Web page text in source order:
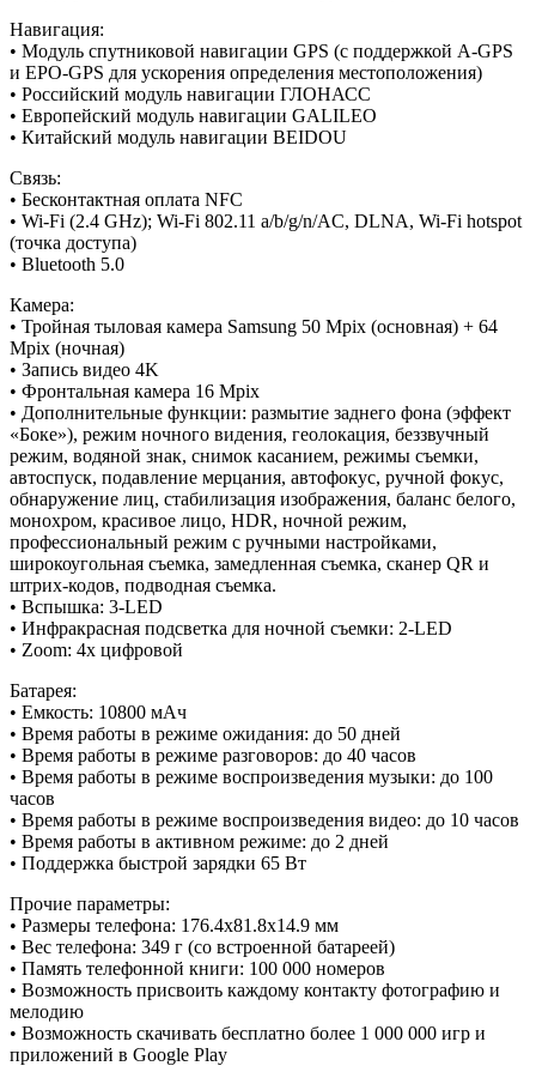
Навигация:
• Модуль спутниковой навигации GPS (с поддержкой A-GPS
и EPO-GPS для ускорения определения местоположения)
• Российский модуль навигации ГЛОНАСС
• Европейский модуль навигации GALILEO
• Китайский модуль навигации BEIDOU
Связь:
• Бесконтактная оплата NFC
• Wi-Fi (2.4 GHz); Wi-Fi 802.11 a/b/g/n/AC, DLNA, Wi-Fi hotspot
(точка доступа)
• Bluetooth 5.0
Камера:
• Тройная тыловая камера Samsung 50 Mpix (основная) + 64
Mpix (ночная)
• Запись видео 4K
• Фронтальная камера 16 Mpix
• Дополнительные функции: размытие заднего фона (эффект
«Боке»), режим ночного видения, геолокация, беззвучный
режим, водяной знак, снимок касанием, режимы съемки,
автоспуск, подавление мерцания, автофокус, ручной фокус,
обнаружение лиц, стабилизация изображения, баланс белого,
монохром, красивое лицо, HDR, ночной режим,
профессиональный режим с ручными настройками,
широкоугольная съемка, замедленная съемка, сканер QR и
штрих-кодов, подводная съемка.
• Вспышка: 3-LED
• Инфракрасная подсветка для ночной съемки: 2-LED
• Zoom: 4х цифровой
Батарея:
• Емкость: 10800 мАч
• Время работы в режиме ожидания: до 50 дней
• Время работы в режиме разговоров: до 40 часов
• Время работы в режиме воспроизведения музыки: до 100
часов
• Время работы в режиме воспроизведения видео: до 10 часов
• Время работы в активном режиме: до 2 дней
• Поддержка быстрой зарядки 65 Вт
Прочие параметры:
• Размеры телефона: 176.4x81.8x14.9 мм
• Вес телефона: 349 г (со встроенной батареей)
• Память телефонной книги: 100 000 номеров
• Возможность присвоить каждому контакту фотографию и
мелодию
• Возможность скачивать бесплатно более 1 000 000 игр и
приложений в Google Play